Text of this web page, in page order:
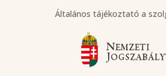
Általános tájékoztató a